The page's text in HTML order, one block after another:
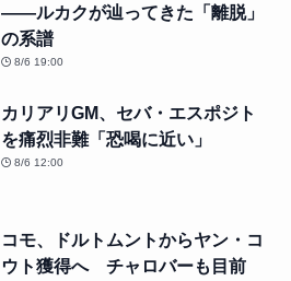
――ルカクが辿ってきた「離脱」
の系譜
8/6 19:00
カリアリGM、セバ・エスポジト
を痛烈非難「恐喝に近い」
8/6 12:00
コモ、ドルトムントからヤン・コ
ウト獲得へ チャロバーも目前